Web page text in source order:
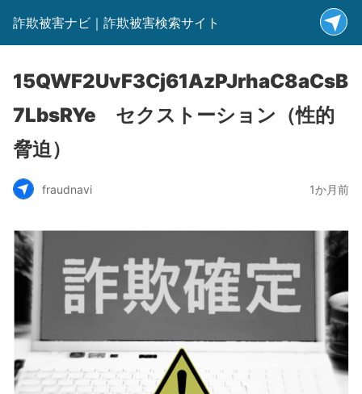
詐欺被害ナビ｜詐欺被害検索サイト
15QWF2UvF3Cj61AzPJrhaC8aCsB
7LbsRYe セクストーション（性的
脅迫）
fraudnavi 1か月前